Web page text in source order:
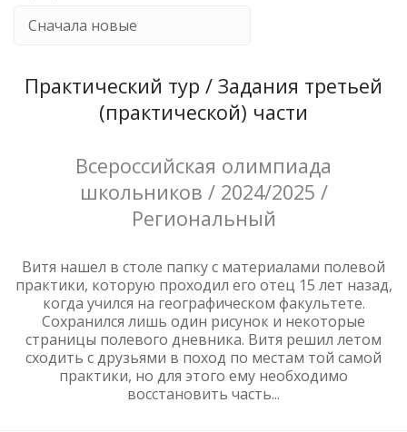
Практический тур / Задания третьей
(практической) части
Всероссийская олимпиада
школьников / 2024/2025 /
Региональный
Витя нашел в столе папку с материалами полевой
практики, которую проходил его отец 15 лет назад,
когда учился на географическом факультете.
Сохранился лишь один рисунок и некоторые
страницы полевого дневника. Витя решил летом
сходить с друзьями в поход по местам той самой
практики, но для этого ему необходимо
восстановить часть...